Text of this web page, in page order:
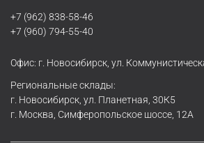
+7 (962) 838-58-46
+7 (960) 794-55-40
Офис: г. Новосибирск, ул.
Региональные склады:
г. Новосибирск, ул. Планетная, 30К5
г. Москва, Симферопольское шоссе, 12А